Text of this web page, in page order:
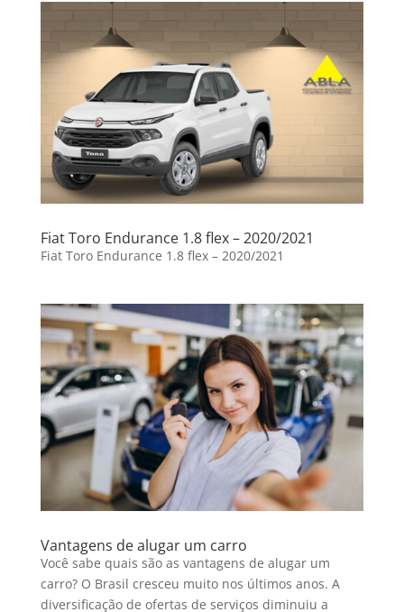
Fiat Toro Endurance 1.8 flex – 2020/2021
Fiat Toro Endurance 1.8 flex – 2020/2021
Vantagens de alugar um carro
Você sabe quais são as vantagens de alugar um
carro? O Brasil cresceu muito nos últimos anos. A
diversificação de ofertas de serviços diminuiu a